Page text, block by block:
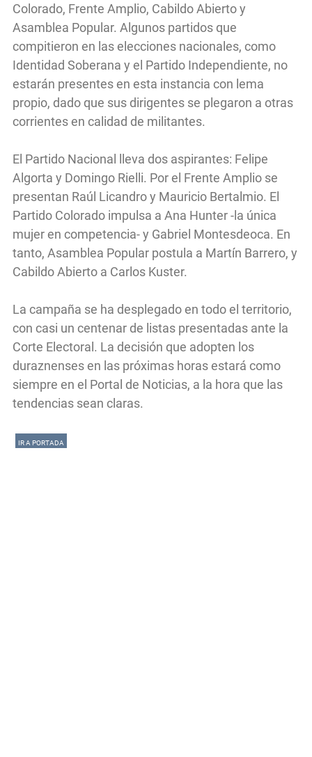
Colorado, Frente Amplio, Cabildo Abierto y
Asamblea Popular. Algunos partidos que
compitieron en las elecciones nacionales, como
Identidad Soberana y el Partido Independiente, no
estarán presentes en esta instancia con lema
propio, dado que sus dirigentes se plegaron a otras
corrientes en calidad de militantes.
El Partido Nacional lleva dos aspirantes: Felipe
Algorta y Domingo Rielli. Por el Frente Amplio se
presentan Raúl Licandro y Mauricio Bertalmio. El
Partido Colorado impulsa a Ana Hunter -la única
mujer en competencia- y Gabriel Montesdeoca. En
tanto, Asamblea Popular postula a Martín Barrero, y
Cabildo Abierto a Carlos Kuster.
La campaña se ha desplegado en todo el territorio,
con casi un centenar de listas presentadas ante la
Corte Electoral. La decisión que adopten los
duraznenses en las próximas horas estará como
siempre en el Portal de Noticias, a la hora que las
tendencias sean claras.
IR A PORTADA